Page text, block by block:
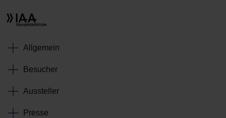
Allgemein
Besucher
Aussteller
Presse